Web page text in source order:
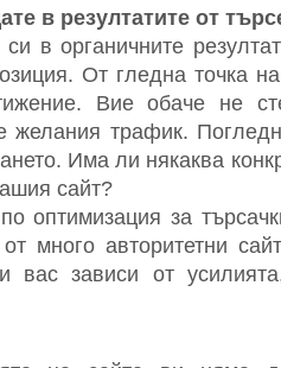
в резултатите от
в органичните
От гледна точка
Вие обаче не
желания трафик.
Има ли някаква
сайт?
оптимизация за
много авторитетни
вас зависи от